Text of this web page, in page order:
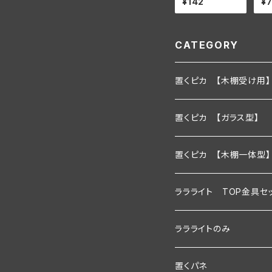
単品【壁面に付
ける場合】
個
付
CATEGORY
置くピカ 【木棚受け用】
600ｍｍ
900ｍｍ
1200ｍｍ
600ｍｍ以下
900ｍｍ以下
置くピカ 【ガラス型】
600ｍｍ
900ｍｍ
1200ｍｍ
600ｍｍ以下
置くピカ 【木棚一体型】
600mm
900mm
1200ｍｍ
ララライト TOP金具セ
600ｍｍ
900ｍｍ
ララライトのみ
600ｍｍ
置くパネ